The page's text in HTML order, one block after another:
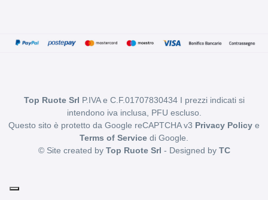
Top Ruote Srl P.IVA e C.F.01707830434 I prezzi indicati si
intendono iva inclusa, PFU escluso.
Questo sito è protetto da Google reCAPTCHA v3 Privacy Policy e
Terms of Service di Google.
© Site created by Top Ruote Srl - Designed by TC